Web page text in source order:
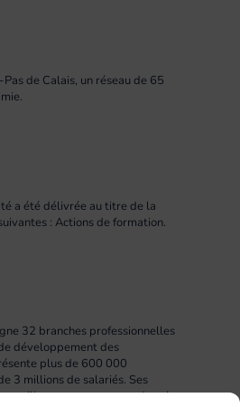
de Calais, un réseau de 65
a été délivrée au titre de la
: Actions de formation.
32 branches professionnelles
développement des
plus de 600 000
3 millions de salariés. Ses
et accompagner dans la